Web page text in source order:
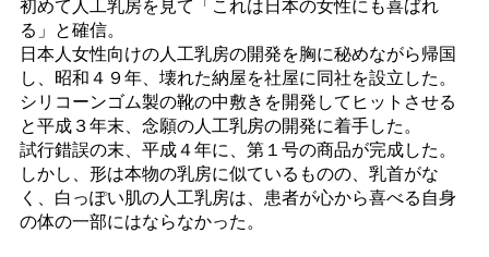
初めて人工乳房を見て「これは日本の女性にも喜ばれ
る」と確信。
日本人女性向けの人工乳房の開発を胸に秘めながら帰国
し、昭和４９年、壊れた納屋を社屋に同社を設立した。
シリコーンゴム製の靴の中敷きを開発してヒットさせる
と平成３年末、念願の人工乳房の開発に着手した。
試行錯誤の末、平成４年に、第１号の商品が完成した。
しかし、形は本物の乳房に似ているものの、乳首がな
く、白っぽい肌の人工乳房は、患者が心から喜べる自身
の体の一部にはならなかった。